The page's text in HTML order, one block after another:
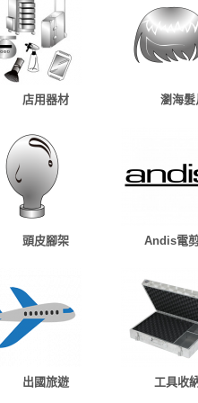
店用器材 瀏海髮
頭皮腳架 Andis電
出國旅遊 工具收